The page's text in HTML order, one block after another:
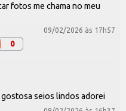
fotos me chama no meu
09/02/2026 às 17h57
0
seios lindos adorei